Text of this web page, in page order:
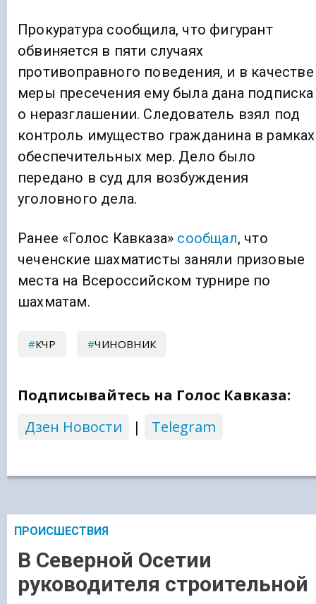
Прокуратура сообщила, что фигурант
обвиняется в пяти случаях
противоправного поведения, и в качестве
меры пресечения ему была дана подписка
о неразглашении. Следователь взял под
контроль имущество гражданина в рамках
обеспечительных мер. Дело было
передано в суд для возбуждения
уголовного дела.
Ранее «Голос Кавказа» сообщал, что
чеченские шахматисты заняли призовые
места на Всероссийском турнире по
шахматам.
КЧР ЧИНОВНИК
Подписывайтесь на Голос Кавказа:
Дзен Новости
| Telegram
ПРОИСШЕСТВИЯ
В Северной Осетии
руководителя строительной